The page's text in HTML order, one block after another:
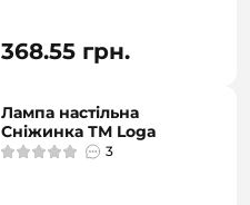
368.55 грн.
Лампа настільна
Сніжинка ТМ Loga
3